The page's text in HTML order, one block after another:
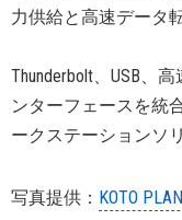
力供給と高速データ
Thunderbolt、USB、
ンターフェースを統
ークステーションソ
写真提供： KOTO